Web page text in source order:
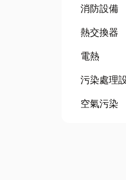
消防設備
熱交換器
電熱
污染處理
空氣污染